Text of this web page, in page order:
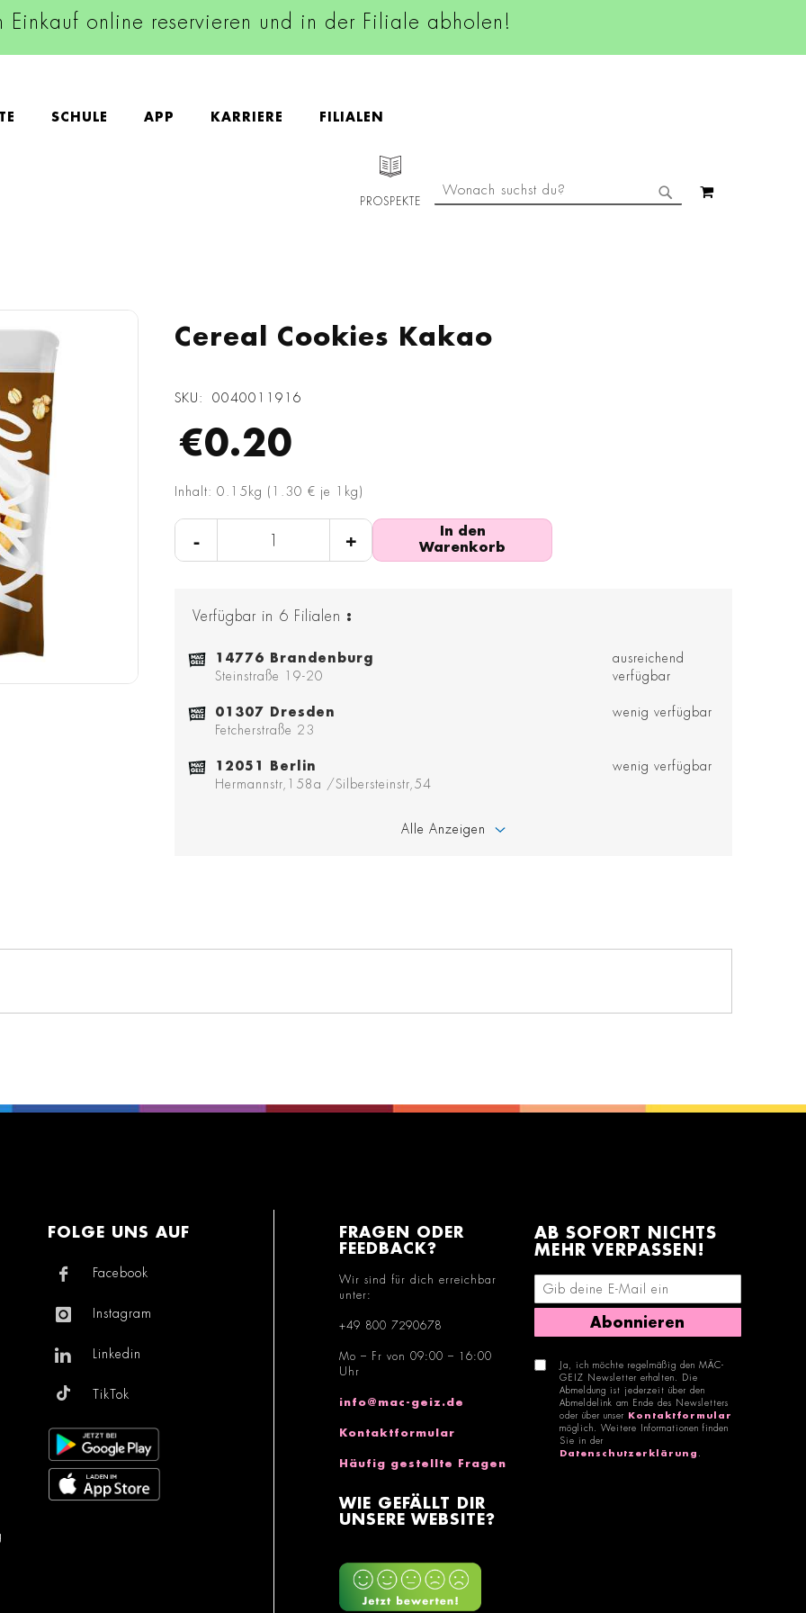
Einkauf online reservieren und in der Filiale abholen!
SCHULE APP KARRIERE FILIALEN
PROSPEKTE
SUCHE
Cereal Cookies Kakao
SKU 0040011916
€0.20
Inhalt: 0.15kg (1.30 € je 1kg)
- +
In den
Warenkorb
Verfügbar in 6 Filialen :
14776 Brandenburg
Steinstraße 19-20
ausreichend
verfügbar
01307 Dresden
Fetcherstraße 23
wenig verfügbar
12051 Berlin
Hermannstr,158a /Silbersteinstr,54
wenig verfügbar
Alle Anzeigen
FOLGE UNS AUF
Facebook
Instagram
Linkedin
TikTok
FRAGEN ODER
FEEDBACK?
Wir sind für dich erreichbar
unter:
+49 800 7290678
Mo – Fr von 09:00 – 16:00
Uhr
info@mac-geiz.de
Kontaktformular
Häufig gestellte Fragen
WIE GEFÄLLT DIR
UNSERE WEBSITE?
AB SOFORT NICHTS
MEHR VERPASSEN!
E-Mail-Adresse eingeben
Abonnieren
Ja, ich möchte regelmäßig den MÄC-
GEIZ Newsletter erhalten. Die
Abmeldung ist jederzeit über den
Abmeldelink am Ende des Newsletters
oder über unser
Kontaktformular
möglich. Weitere Informationen finden
Sie in der
Datenschutzerklärung .